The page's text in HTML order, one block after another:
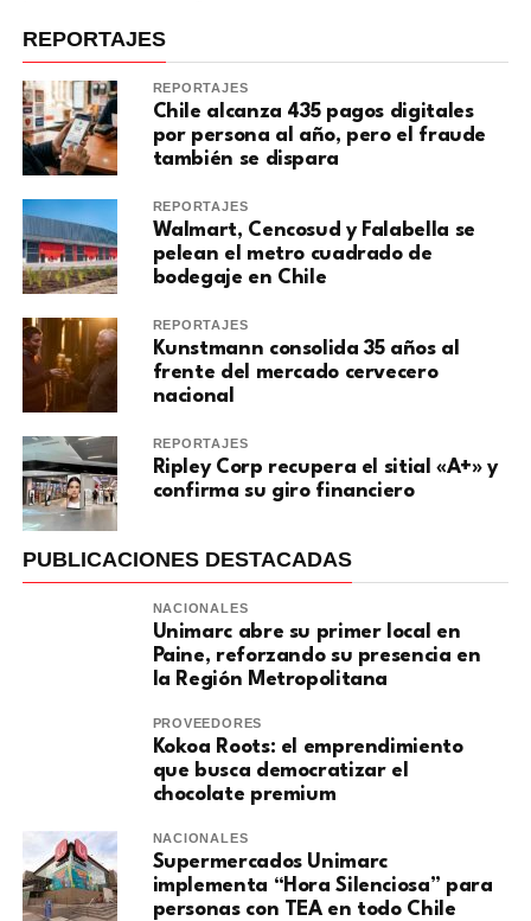
REPORTAJES
REPORTAJES
Chile alcanza 435 pagos digitales
por persona al año, pero el fraude
también se dispara
REPORTAJES
Walmart, Cencosud y Falabella se
pelean el metro cuadrado de
bodegaje en Chile
REPORTAJES
Kunstmann consolida 35 años al
frente del mercado cervecero
nacional
REPORTAJES
Ripley Corp recupera el sitial «A+» y
confirma su giro financiero
PUBLICACIONES DESTACADAS
NACIONALES
Unimarc abre su primer local en
Paine, reforzando su presencia en
la Región Metropolitana
PROVEEDORES
Kokoa Roots: el emprendimiento
que busca democratizar el
chocolate premium
NACIONALES
Supermercados Unimarc
implementa “Hora Silenciosa” para
personas con TEA en todo Chile